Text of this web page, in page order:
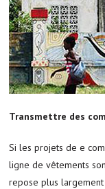
Transmettre des
Si les projets de e
ligne de vêtements
repose plus